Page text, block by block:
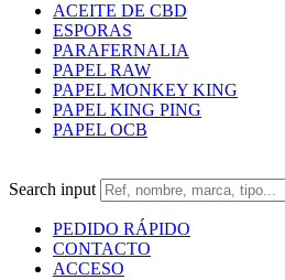
ACEITE DE CBD
ESPORAS
PARAFERNALIA
PAPEL RAW
PAPEL MONKEY KING
PAPEL KING PING
PAPEL OCB
Search input
PEDIDO RÁPIDO
CONTACTO
ACCESO